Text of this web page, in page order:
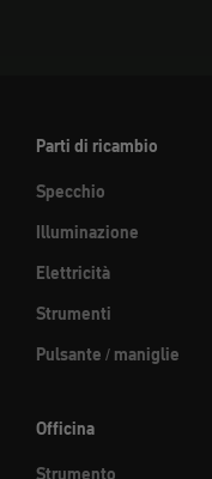
Parti di ricambio
Specchio
Illuminazione
Elettricità
Strumenti
Pulsante / maniglie
Officina
Strumento